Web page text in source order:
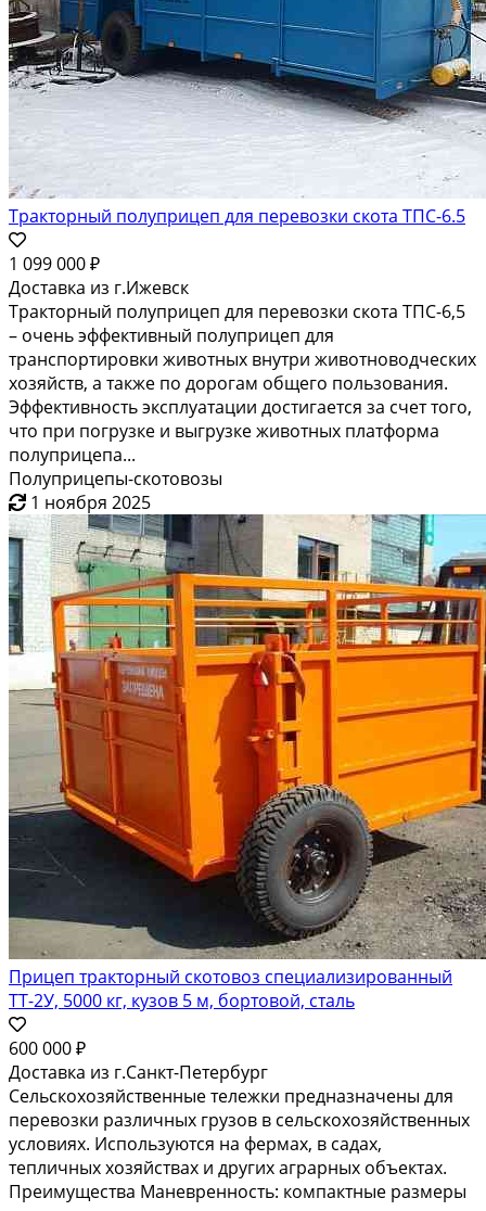
Тракторный полуприцеп для перевозки скота ТПС-6.5
1 099 000 ₽
Доставка из г.Ижевск
Тракторный полуприцеп для перевозки скота ТПС-6,5
– очень эффективный полуприцеп для
транспортировки животных внутри животноводческих
хозяйств, а также по дорогам общего пользования.
Эффективность эксплуатации достигается за счет того,
что при погрузке и выгрузке животных платформа
полуприцепа...
Полуприцепы-скотовозы
1 ноября 2025
Прицеп тракторный скотовоз специализированный
ТТ-2У, 5000 кг, кузов 5 м, бортовой, сталь
600 000 ₽
Доставка из г.Санкт-Петербург
Сельскохозяйственные тележки предназначены для
перевозки различных грузов в сельскохозяйственных
условиях. Используются на фермах, в садах,
тепличных хозяйствах и других аграрных объектах.
Преимущества Маневренность: компактные размеры